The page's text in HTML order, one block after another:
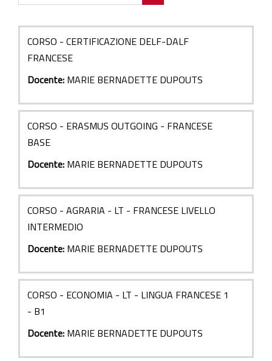
Cerca corsi
CORSO - CERTIFICAZIONE DELF-DALF
FRANCESE
Docente: MARIE BERNADETTE DUPOUTS
CORSO - ERASMUS OUTGOING - FRANCESE
BASE
Docente: MARIE BERNADETTE DUPOUTS
CORSO - AGRARIA - LT - FRANCESE LIVELLO
INTERMEDIO
Docente: MARIE BERNADETTE DUPOUTS
CORSO - ECONOMIA - LT - LINGUA FRANCESE 1
- B1
Docente: MARIE BERNADETTE DUPOUTS